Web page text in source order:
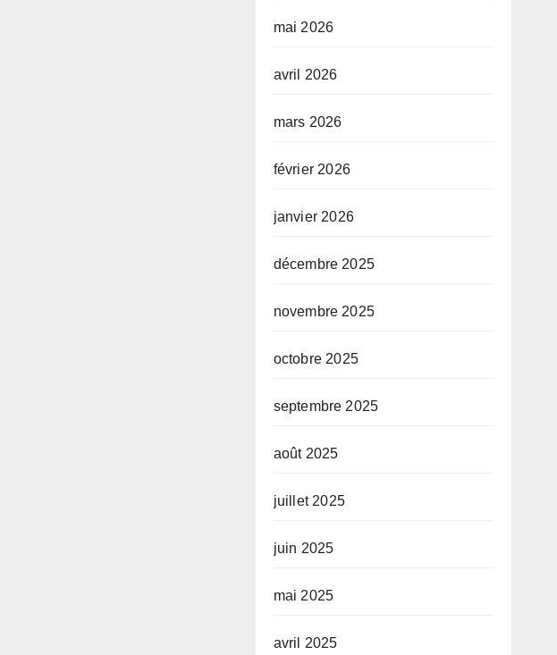
mai 2026
avril 2026
mars 2026
février 2026
janvier 2026
décembre 2025
novembre 2025
octobre 2025
septembre 2025
août 2025
juillet 2025
juin 2025
mai 2025
avril 2025